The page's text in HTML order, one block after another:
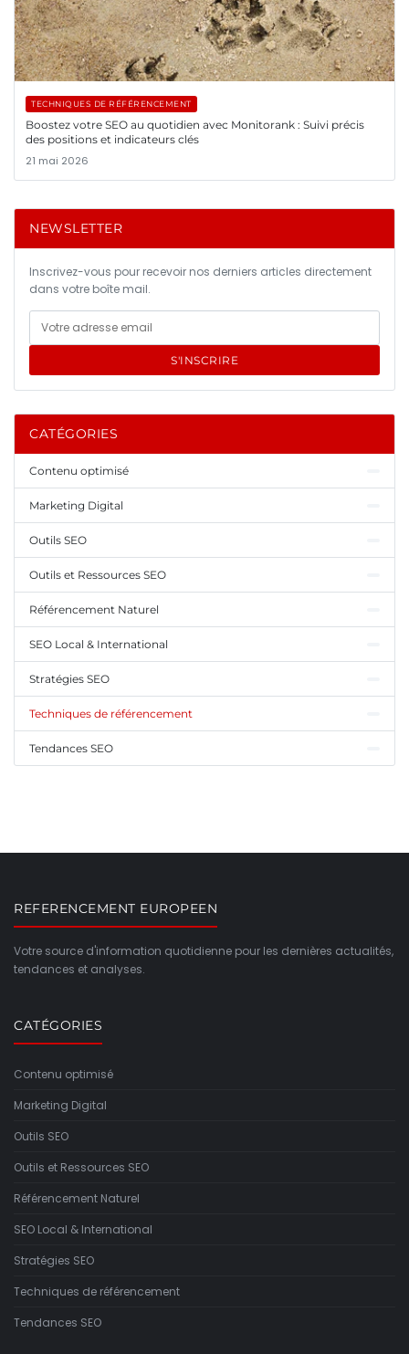
TECHNIQUES DE RÉFÉRENCEMENT
Boostez votre SEO au quotidien avec Monitorank : Suivi précis
des positions et indicateurs clés
21 mai 2026
NEWSLETTER
Inscrivez-vous pour recevoir nos derniers articles directement
dans votre boîte mail.
S'INSCRIRE
CATÉGORIES
Contenu optimisé
Marketing Digital
Outils SEO
Outils et Ressources SEO
Référencement Naturel
SEO Local & International
Stratégies SEO
Techniques de référencement
Tendances SEO
REFERENCEMENT EUROPEEN
Votre source d'information quotidienne pour les dernières actualités,
tendances et analyses.
CATÉGORIES
Contenu optimisé
Marketing Digital
Outils SEO
Outils et Ressources SEO
Référencement Naturel
SEO Local & International
Stratégies SEO
Techniques de référencement
Tendances SEO